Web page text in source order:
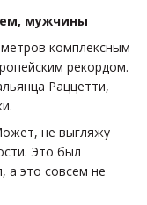
мужчины
комплексным
рекордом.
Раццетти,
не выгляжу
Это был
а это совсем не